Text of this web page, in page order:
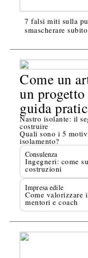
7 falsi miti sulla
smascherare subito
Come un
un
guida
Nastro isolante: il
costruire
Quali sono i 5
isolamento?
Ingegneri: come
costruzioni
Consulenza
Come valorizzare
mentori e coach
Impresa edile